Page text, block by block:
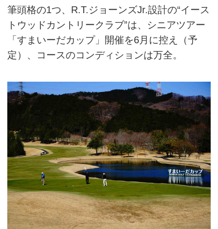
筆頭格の1つ、R.T.ジョーンズJr.設計の“イース
トウッドカントリークラブ”は、シニアツアー
「すまいーだカップ」開催を6月に控え（予
定）、コースのコンディションは万全。